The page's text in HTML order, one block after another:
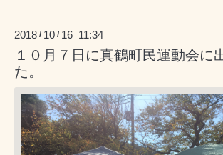
2018 / 10 / 16 11:34
１０月７日に真鶴町民運動会に
た。